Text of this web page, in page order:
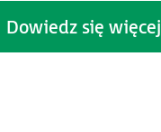
Dowiedz się więcej